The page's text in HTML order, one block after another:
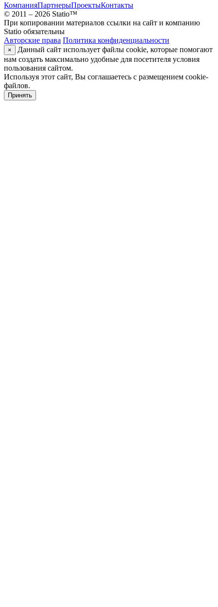
КомпанияПартнерыПроектыКонтакты
© 2011 – 2026 Statio™
При копировании материалов ссылки на сайт и компанию
Statio обязательны
Авторские права Политика конфиденциальности
×
Данный сайт использует файлы cookie, которые помогают
нам создать максимально удобные для посетителя условия
пользования сайтом.
Используя этот сайт, Вы соглашаетесь с размещением cookie-
файлов.
Принять